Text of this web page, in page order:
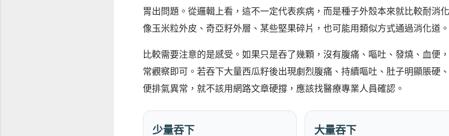
胃出問題。從邏輯上看，這不一定代表疾病，而是種子外殼本來就比較耐消
像玉米粒外皮、奇亞籽外層、某些堅果碎片，也可能用類似方式通過消化道。
比較需要注意的是感受。如果只是吞了幾顆，沒有腹痛、嘔吐、發燒、血便
常觀察即可。若吞下大量西瓜籽後出現劇烈腹痛、持續嘔吐、肚子明顯脹硬
便排氣異常，就不該用網路文章硬撐，應該找醫療專業人員確認。
少量吞下 大量吞下